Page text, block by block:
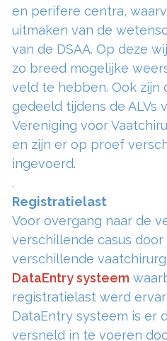
en perifere centra,
uitmaken van de
van de DSAA. Op deze
zo breed mogelijke
veld te hebben. Ook zijn
gedeeld tijdens de ALVs
Vereniging voor
en zijn er op proef
ingevoerd.
.
Registratielast
Voor overgang naar de
verschillende casus door
verschillende
DataEntry systeem
registratielast werd
DataEntry systeem is er
versneld in te voeren